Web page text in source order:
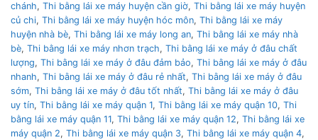
chánh, Thi bằng lái xe máy huyện cần giờ, Thi bằng lái xe máy huyện
củ chi, Thi bằng lái xe máy huyện hóc môn, Thi bằng lái xe máy
huyện nhà bè, Thi bằng lái xe máy long an, Thi bằng lái xe máy nhà
bè, Thi bằng lái xe máy nhơn trạch, Thi bằng lái xe máy ở đâu chất
lượng, Thi bằng lái xe máy ở đâu đảm bảo, Thi bằng lái xe máy ở đâu
nhanh, Thi bằng lái xe máy ở đâu rẻ nhất, Thi bằng lái xe máy ở đâu
sớm, Thi bằng lái xe máy ở đâu tốt nhất, Thi bằng lái xe máy ở đâu
uy tín, Thi bằng lái xe máy quận 1, Thi bằng lái xe máy quận 10, Thi
bằng lái xe máy quận 11, Thi bằng lái xe máy quận 12, Thi bằng lái xe
máy quận 2, Thi bằng lái xe máy quận 3, Thi bằng lái xe máy quận 4,